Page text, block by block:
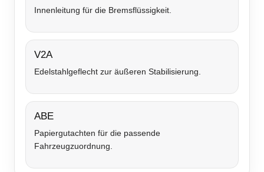
Innenleitung für die Bremsflüssigkeit.
V2A
Edelstahlgeflecht zur äußeren Stabilisierung.
ABE
Papiergutachten für die passende
Fahrzeugzuordnung.